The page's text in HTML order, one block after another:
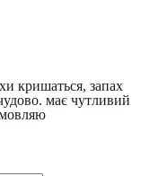
кришаться, запах
має чутливий